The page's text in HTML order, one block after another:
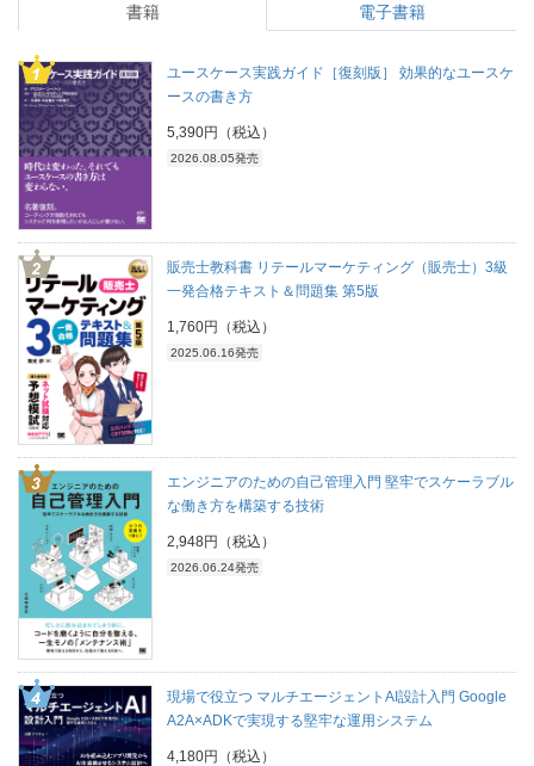
書籍 電子書籍
ユースケース実践ガイド［復刻版］ 効果的なユースケ
ースの書き方
5,390円（税込）
2026.08.05発売
販売士教科書 リテールマーケティング（販売士）3級
一発合格テキスト＆問題集 第5版
1,760円（税込）
2025.06.16発売
エンジニアのための自己管理入門 堅牢でスケーラブル
な働き方を構築する技術
2,948円（税込）
2026.06.24発売
現場で役立つ マルチエージェントAI設計入門 Google
A2A×ADKで実現する堅牢な運用システム
4,180円（税込）